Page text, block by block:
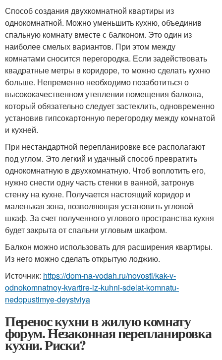
Способ создания двухкомнатной квартиры из
однокомнатной. Можно уменьшить кухню, объединив
спальную комнату вместе с балконом. Это один из
наиболее смелых вариантов. При этом между
комнатами сносится перегородка. Если задействовать
квадратные метры в коридоре, то можно сделать кухню
больше. Непременно необходимо позаботиться о
высококачественном утеплении помещения балкона,
который обязательно следует застеклить, одновременно
установив гипсокартонную перегородку между комнатой
и кухней.
При нестандартной перепланировке все располагают
под углом. Это легкий и удачный способ превратить
однокомнатную в двухкомнатную. Чтоб воплотить его,
нужно снести одну часть стенки в ванной, затронув
стенку на кухне. Получается настоящий коридор и
маленькая зона, позволяющая установить угловой
шкаф. За счет полученного углового пространства кухня
будет закрыта от спальни угловым шкафом.
Балкон можно использовать для расширения квартиры.
Из него можно сделать открытую лоджию.
Источник: https://dom-na-vodah.ru/novosti/kak-v-
odnokomnatnoy-kvartire-iz-kuhni-sdelat-komnatu-
nedopustimye-deystviya
Перенос кухни в жилую комнату
форум. Незаконная перепланировка
кухни. Риски?